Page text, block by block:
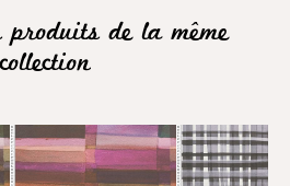
produits de la même
collection